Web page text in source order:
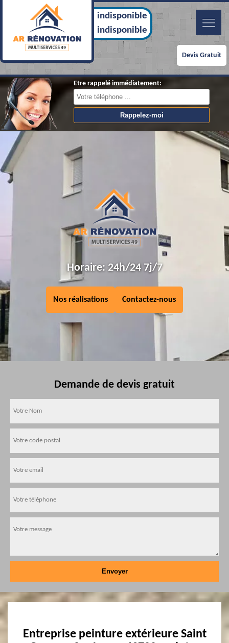
indisponible
indisponible
Devis Gratuit
Etre rappelé immédiatement:
Horaire: 24h/24 7j/7
Nos réalisations Contactez-nous
Demande de devis gratuit
Entreprise peinture extérieure Saint